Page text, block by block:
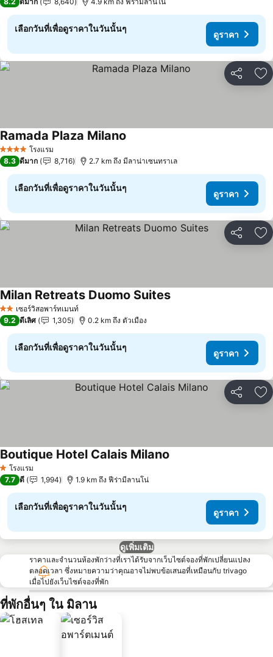
เลือกวันที่เพื่อดูราคาในวันนั้นๆ
ดูราคา
แชร์ เ
4 ดาว โรงแรม
Ramada Plaza Milano
8.3 ดีมาก 8,716 2.7 km ถึง มีลาน่าเซนทราเล
เลือกวันที่เพื่อดูราคาในวันนั้นๆ
ดูราคา
แชร์ เ
2 ดาวเซอร์วิสอพาร์ทเมนท์
Milan Retreats Duomo Suitesดูราคา
9.2 ดีเลิศ 1,305 0.2 km ถึง ตัวเมือง
เลือกวันที่เพื่อดูราคาในวันนั้นๆ
ดูราคา
แชร์ เ
1 ดาวโรงแรม
Boutique Hotel Calais Milano
7.7 ดี 1,994 1.9 km ถึง ฟีร่ามีลานโน่
เลือกวันที่เพื่อดูราคาในวันนั้นๆ
ดูราคา
ดูเพิ่มเติม
ราคาและจำนวนห้องพักว่างที่เราได้รับจากเว็บไซต์จองที่พักเปลี่ยนแปลง
ตลอดเวลา ซึ่งหมายความว่าคุณอาจไม่พบข้อเสนอที่เหมือนกับ trivago
เมื่อไปยังเว็บไซต์จองที่พัก
ที่พักอื่นๆ ใน มิลาน